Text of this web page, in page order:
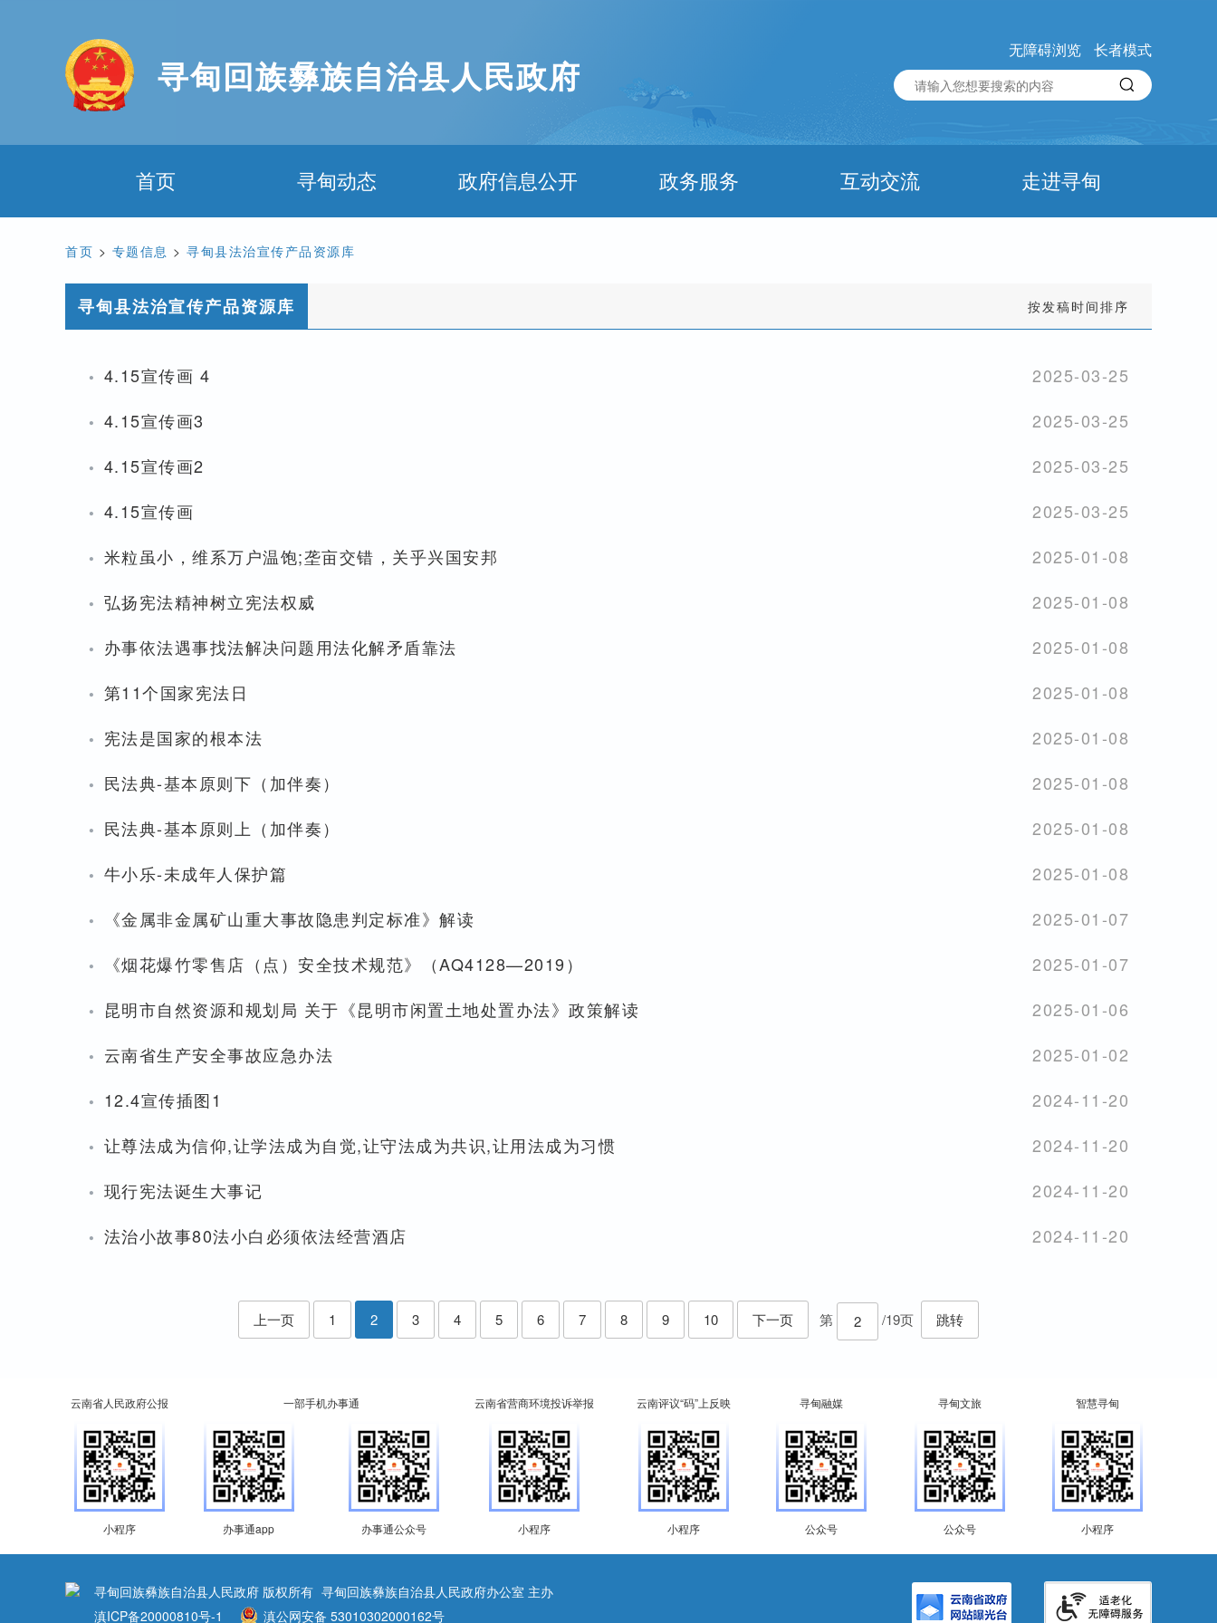
寻甸回族彝族自治县人民政府
无障碍浏览 长者模式
首页 寻甸动态 政府信息公开 政务服务 互动交流 走进寻甸
首页 > 专题信息 > 寻甸县法治宣传产品资源库
寻甸县法治宣传产品资源库 按发稿时间排序
· 4.15宣传画 4 2025-03-25
· 4.15宣传画3 2025-03-25
· 4.15宣传画2 2025-03-25
· 4.15宣传画 2025-03-25
· 米粒虽小，维系万户温饱;垄亩交错，关乎兴国安邦 2025-01-08
· 弘扬宪法精神树立宪法权威 2025-01-08
· 办事依法遇事找法解决问题用法化解矛盾靠法 2025-01-08
· 第11个国家宪法日 2025-01-08
· 宪法是国家的根本法 2025-01-08
· 民法典-基本原则下（加伴奏） 2025-01-08
· 民法典-基本原则上（加伴奏） 2025-01-08
· 牛小乐-未成年人保护篇 2025-01-08
· 《金属非金属矿山重大事故隐患判定标准》解读 2025-01-07
· 《烟花爆竹零售店（点）安全技术规范》（AQ4128—2019） 2025-01-07
· 昆明市自然资源和规划局 关于《昆明市闲置土地处置办法》政策解读 2025-01-06
· 云南省生产安全事故应急办法 2025-01-02
· 12.4宣传插图1 2024-11-20
· 让尊法成为信仰,让学法成为自觉,让守法成为共识,让用法成为习惯 2024-11-20
· 现行宪法诞生大事记 2024-11-20
· 法治小故事80法小白必须依法经营酒店 2024-11-20
上一页 1 2 3 4 5 6 7 8 9 10 下一页 第 /19页 跳转
云南省人民政府公报
小程序
一部手机办事通
办事通app 办事通公众号
云南省营商环境投诉举报
小程序
云南评议“码”上反映
小程序
寻甸融媒
公众号
寻甸文旅
公众号
智慧寻甸
小程序
寻甸回族彝族自治县人民政府 版权所有 寻甸回族彝族自治县人民政府办公室 主办
滇ICP备20000810号-1
滇公网安备 53010302000162号